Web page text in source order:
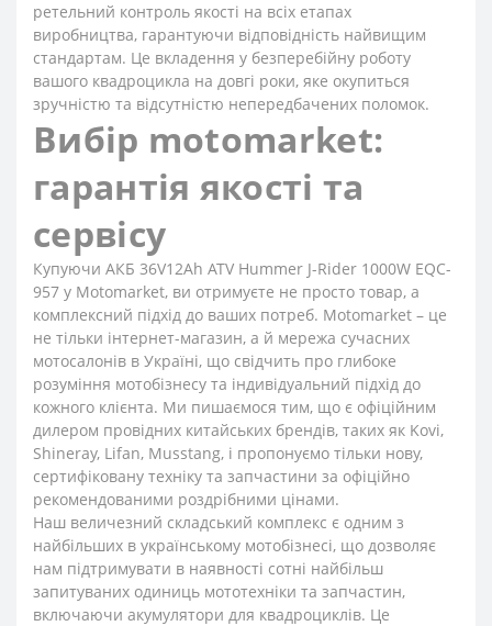
ретельний контроль якості на всіх етапах
виробництва, гарантуючи відповідність найвищим
стандартам. Це вкладення у безперебійну роботу
вашого квадроцикла на довгі роки, яке окупиться
зручністю та відсутністю непередбачених поломок.
Вибір motomarket:
гарантія якості та
сервісу
Купуючи АКБ 36V12Ah ATV Hummer J-Rider 1000W EQC-
957 у Motomarket, ви отримуєте не просто товар, а
комплексний підхід до ваших потреб. Motomarket – це
не тільки інтернет-магазин, а й мережа сучасних
мотосалонів в Україні, що свідчить про глибоке
розуміння мотобізнесу та індивідуальний підхід до
кожного клієнта. Ми пишаємося тим, що є офіційним
дилером провідних китайських брендів, таких як Kovi,
Shineray, Lifan, Musstang, і пропонуємо тільки нову,
сертифіковану техніку та запчастини за офіційно
рекомендованими роздрібними цінами.
Наш величезний складський комплекс є одним з
найбільших в українському мотобізнесі, що дозволяє
нам підтримувати в наявності сотні найбільш
запитуваних одиниць мототехніки та запчастин,
включаючи акумулятори для квадроциклів. Це